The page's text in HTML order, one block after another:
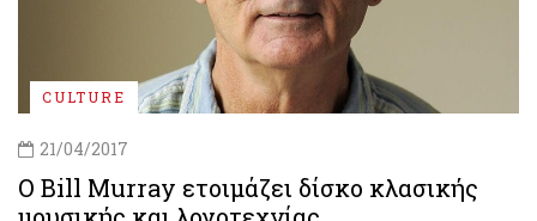
CULTURE
21/04/2017
Ο Bill Murray ετοιμάζει δίσκο κλασικής